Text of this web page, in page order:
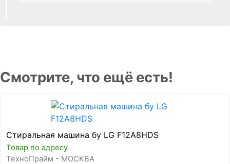
Смотрите, что ещё есть!
Стиральная машина бу LG F12A8HDS
Товар по адресу
ТехноПрайм - МОСКВА